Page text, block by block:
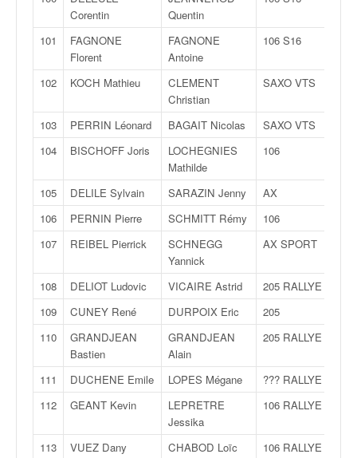
Corentin
Quentin
101
FAGNONE
Florent
FAGNONE
Antoine
106 S16
102 KOCH Mathieu
CLEMENT
Christian
SAXO VTS
103 PERRIN Léonard BAGAIT Nicolas SAXO VTS
104
BISCHOFF Joris
LOCHEGNIES
Mathilde
106
105 DELILE Sylvain SARAZIN Jenny AX
106
PERNIN Pierre SCHMITT Rémy 106
107
REIBEL Pierrick
SCHNEGG
Yannick
AX SPORT
108 DELIOT Ludovic VICAIRE Astrid 205 RALLYE
109
CUNEY René DURPOIX Eric 205
110
GRANDJEAN
Bastien
GRANDJEAN
Alain
205 RALLYE
111 DUCHENE Emile LOPES Mégane ??? RALLYE
112
GEANT Kevin
LEPRETRE
Jessika
106 RALLYE
113 VUEZ Dany CHABOD Loïc 106 RALLYE